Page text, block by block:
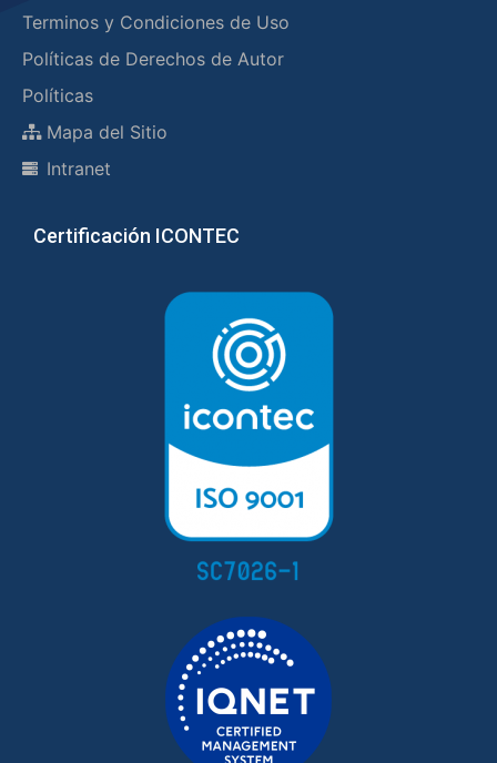
Certificación ICONTEC
Terminos y Condiciones de Uso
Políticas de Derechos de Autor
Políticas
Mapa del Sitio
Intranet